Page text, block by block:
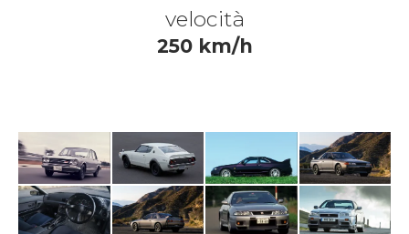
velocità
250 km/h